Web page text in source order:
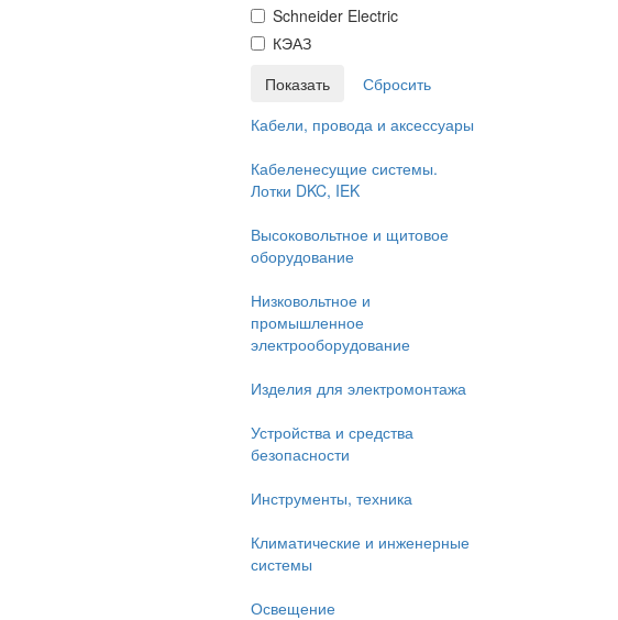
Schneider Electric
КЭАЗ
Кабели, провода и аксессуары
Кабеленесущие системы.
Лотки DKC, IEK
Высоковольтное и щитовое
оборудование
Низковольтное и
промышленное
электрооборудование
Изделия для электромонтажа
Устройства и средства
безопасности
Инструменты, техника
Климатические и инженерные
системы
Освещение